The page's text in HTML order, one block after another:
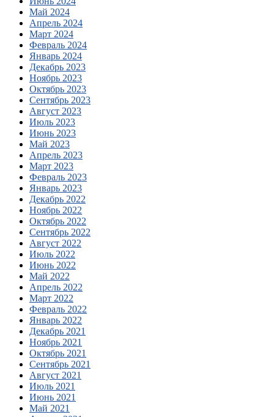
Май 2024
Апрель 2024
Март 2024
Февраль 2024
Январь 2024
Декабрь 2023
Ноябрь 2023
Октябрь 2023
Сентябрь 2023
Август 2023
Июль 2023
Июнь 2023
Май 2023
Апрель 2023
Март 2023
Февраль 2023
Январь 2023
Декабрь 2022
Ноябрь 2022
Октябрь 2022
Сентябрь 2022
Август 2022
Июль 2022
Июнь 2022
Май 2022
Апрель 2022
Март 2022
Февраль 2022
Январь 2022
Декабрь 2021
Ноябрь 2021
Октябрь 2021
Сентябрь 2021
Август 2021
Июль 2021
Июнь 2021
Май 2021